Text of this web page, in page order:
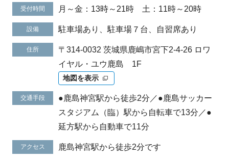
受付時間 月～金：13時～21時 土：11時～20時
設備 駐車場あり、駐車場７台、自習席あり
住所
〒314-0032 茨城県鹿嶋市宮下2-4-26 ロワ
イヤル・ユウ鹿島 1F
地図を表示
交通手段
●鹿島神宮駅から徒歩2分／●鹿島サッカー
スタジアム（臨）駅から自転車で13分／●
延方駅から自動車で11分
アクセス 鹿島神宮駅から徒歩2分です